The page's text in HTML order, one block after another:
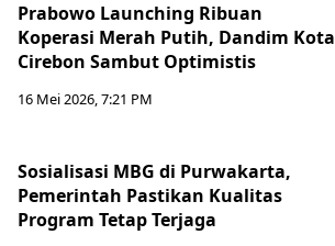
Prabowo Launching Ribuan
Koperasi Merah Putih, Dandim Kota
Cirebon Sambut Optimistis
16 Mei 2026, 7:21 PM
Sosialisasi MBG di Purwakarta,
Pemerintah Pastikan Kualitas
Program Tetap Terjaga